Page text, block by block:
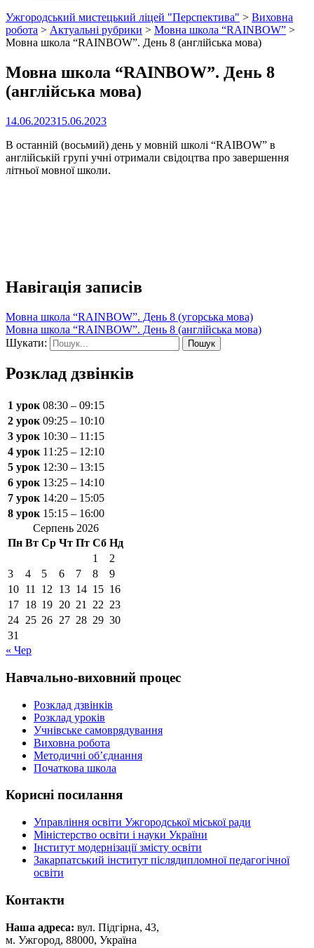
Ужгородський мистецький ліцей "Перспектива" > Виховна
робота > Актуальні рубрики > Мовна школа “RAINBOW” >
Мовна школа “RAINBOW”. День 8 (англійська мова)
Мовна школа “RAINBOW”. День 8
(англійська мова)
14.06.202315.06.2023
В останній (восьмий) день у мовній школі “RAIBOW” в
англійській групі учні отримали свідоцтва про завершення
літньої мовної школи.
Навігація записів
Мовна школа “RAINBOW”. День 8 (угорська мова)
Мовна школа “RAINBOW”. День 8 (англійська мова)
Шукати:
Розклад дзвінків
1 урок 08:30 – 09:15
2 урок 09:25 – 10:10
3 урок 10:30 – 11:15
4 урок 11:25 – 12:10
5 урок 12:30 – 13:15
6 урок 13:25 – 14:10
7 урок 14:20 – 15:05
8 урок 15:15 – 16:00
Серпень 2026
Пн Вт Ср Чт Пт Сб Нд
1
2
3
4 5 6 7 8
9
10 11 12 13 14 15 16
17 18 19 20 21 22 23
24 25 26 27 28 29 30
31
« Чер
Навчально-виховний процес
Розклад дзвінків
Розклад уроків
Учнівське самоврядування
Виховна робота
Методичні об’єднання
Початкова школа
Корисні посилання
Управління освіти Ужгородської міської ради
Міністерство освіти і науки України
Інститут модернізації змісту освіти
Закарпатський інститут післядипломної педагогічної
освіти
Контакти
Наша адреса: вул. Підгірна, 43,
м. Ужгород, 88000, Україна